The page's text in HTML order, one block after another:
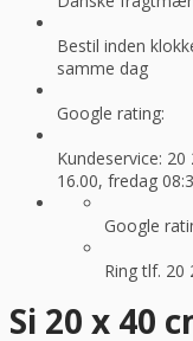
Bestil inden
samme dag
Google rating:
Kundeservice: 20
16.00, fredag
Google
Ring tlf. 20
Si 20 x 40